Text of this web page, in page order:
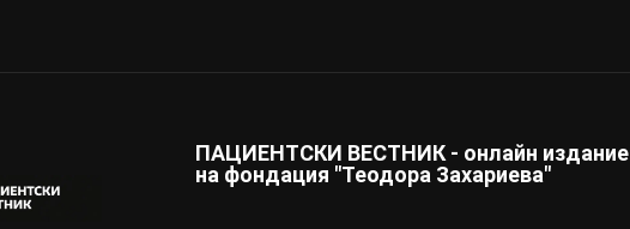
ПАЦИЕНТСКИ ВЕСТНИК - онлайн издание
на фондация "Теодора Захариева"